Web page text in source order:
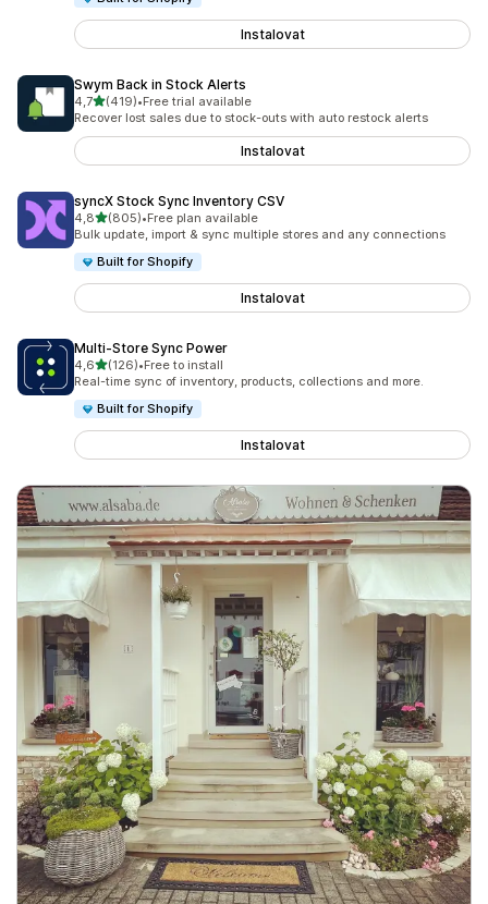
Instalovat
Swym Back in Stock Alerts
4,7z 5 hvězd
(419)
Celkový počet recenzí: 419
•Free trial available
Recover lost sales due to stock-outs with auto restock alerts
Instalovat
syncX Stock Sync Inventory CSV
4,8z 5 hvězd
(805)
Celkový počet recenzí: 805
•Free plan available
Bulk update, import & sync multiple stores and any connections
Built for Shopify
Instalovat
Multi‑Store Sync Power
4,6z 5 hvězd
(126)
Celkový počet recenzí: 126
•Free to install
Real-time sync of inventory, products, collections and more.
Built for Shopify
Instalovat